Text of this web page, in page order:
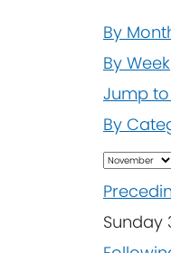
By
By Week
Jump
By
Sunday